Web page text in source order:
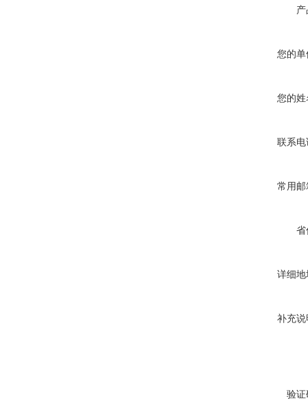
您的单
您的姓
联系电
常用邮
省
详细地
补充说
验证